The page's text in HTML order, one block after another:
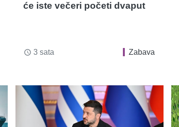
će iste večeri početi dvaput
access_time 3 sata Zabava